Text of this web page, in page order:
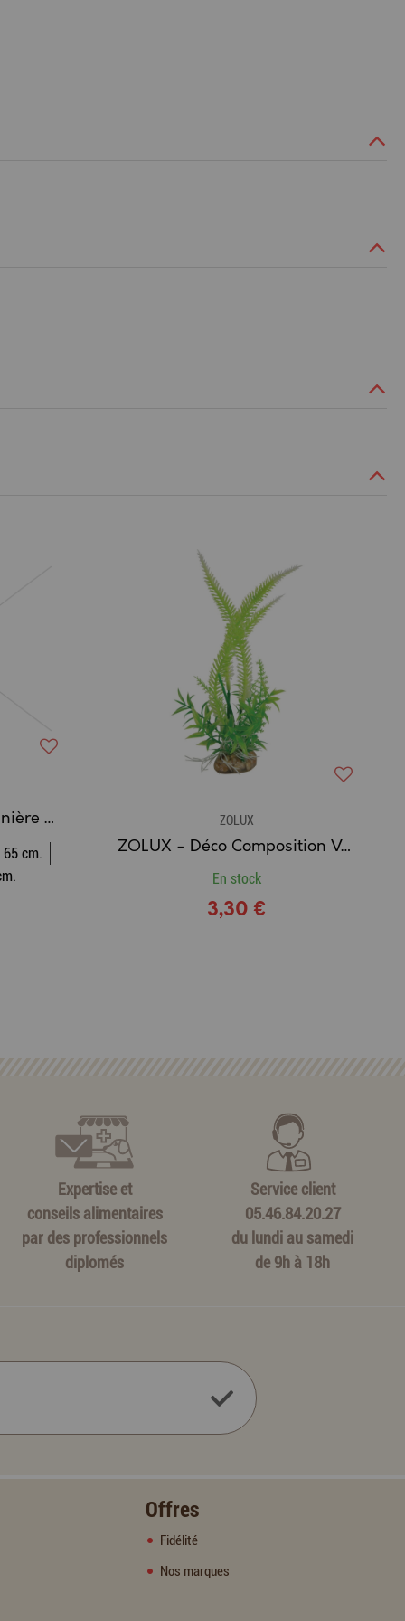
ZOLUX - Corbeille / Panière Classic One INDIGO
65 cm.
ZOLUX
ZOLUX - Déco Composition Verdure Taille M
En stock
3,30 €
Expertise et
conseils alimentaires
par des professionnels
diplomés
Service client
05.46.84.20.27
du lundi au samedi
de 9h à 18h
Offres
Fidélité
Nos marques